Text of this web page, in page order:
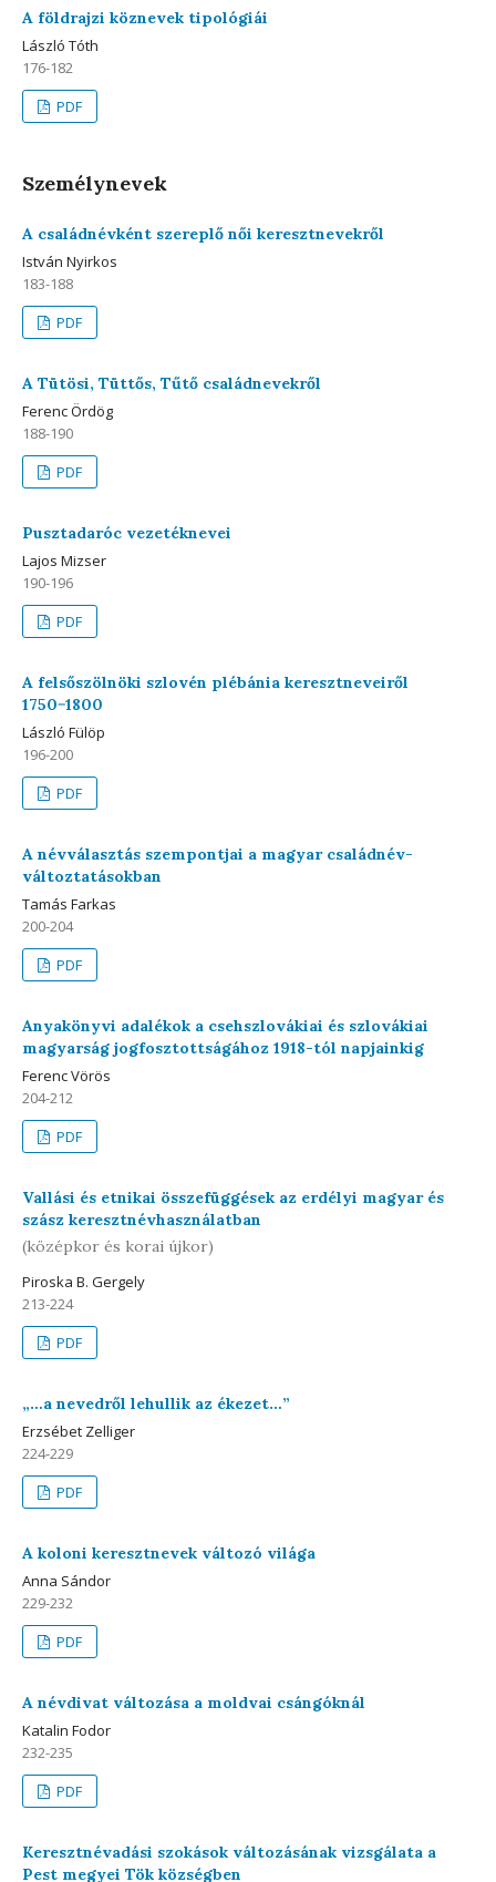
A földrajzi köznevek tipológiái
László Tóth
176-182
PDF
Személynevek
A családnévként szereplő női keresztnevekről
István Nyirkos
183-188
PDF
A Tütösi, Tüttős, Tűtő családnevekről
Ferenc Ördög
188-190
PDF
Pusztadaróc vezetéknevei
Lajos Mizser
190-196
PDF
A felsőszölnöki szlovén plébánia keresztneveiről
1750−1800
László Fülöp
196-200
PDF
A névválasztás szempontjai a magyar családnév-
változtatásokban
Tamás Farkas
200-204
PDF
Anyakönyvi adalékok a csehszlovákiai és szlovákiai
magyarság jogfosztottságához 1918-tól napjainkig
Ferenc Vörös
204-212
PDF
Vallási és etnikai összefüggések az erdélyi magyar és
szász keresztnévhasználatban
(középkor és korai újkor)
Piroska B. Gergely
213-224
PDF
„…a nevedről lehullik az ékezet…”
Erzsébet Zelliger
224-229
PDF
A koloni keresztnevek változó világa
Anna Sándor
229-232
PDF
A névdivat változása a moldvai csángóknál
Katalin Fodor
232-235
PDF
Keresztnévadási szokások változásának vizsgálata a
Pest megyei Tök községben